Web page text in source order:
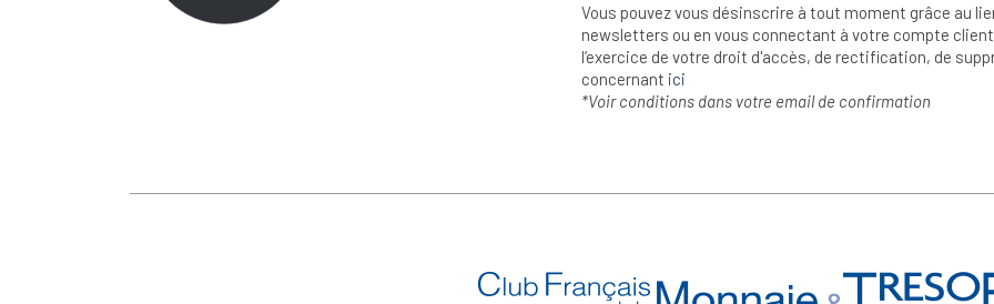
Vous pouvez vous désinscrire à tout moment grâce au
newsletters ou en vous connectant à votre compte
l’exercice de votre droit d'accès, de rectification, de
concernant ici
*Voir conditions dans votre email de confirmation